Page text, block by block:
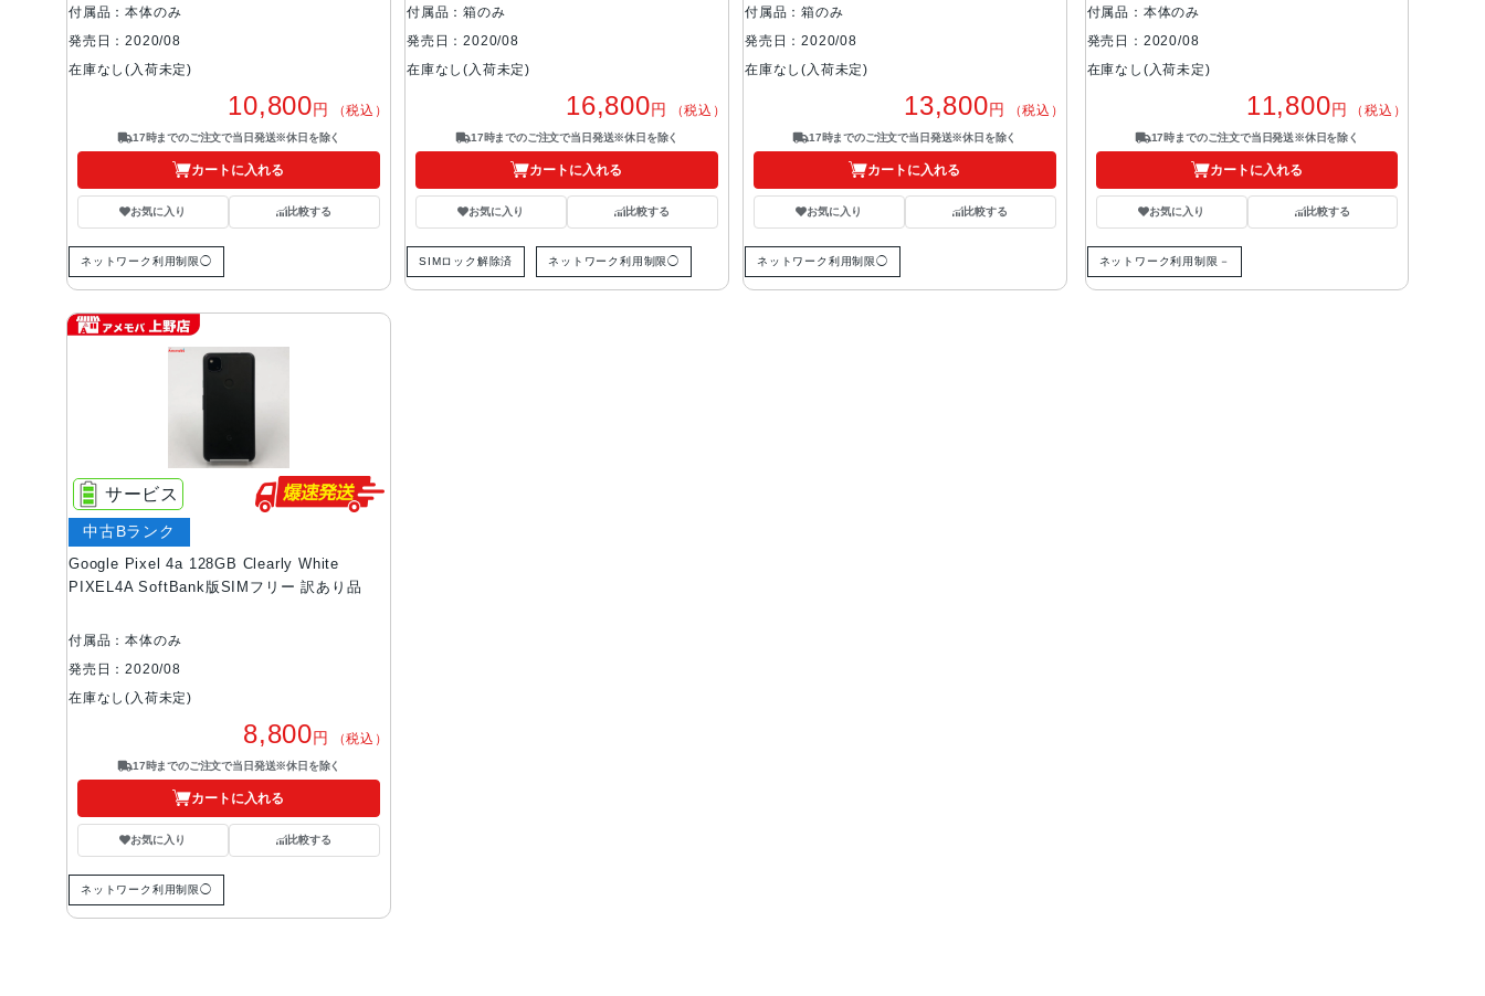
付属品：本体のみ
発売日：2020/08
在庫なし(入荷未定)
10,800円 （税込）
17時までのご注文で当日発送※休日を除く
カートに入れる
お気に入り 比較する
ネットワーク利用制限◯
付属品：箱のみ
発売日：2020/08
在庫なし(入荷未定)
16,800円 （税込）
17時までのご注文で当日発送※休日を除く
カートに入れる
お気に入り 比較する
SIMロック解除済 ネットワーク利用制限◯
付属品：箱のみ
発売日：2020/08
在庫なし(入荷未定)
13,800円 （税込）
17時までのご注文で当日発送※休日を除く
カートに入れる
お気に入り 比較する
ネットワーク利用制限◯
付属品：本体のみ
発売日：2020/08
在庫なし(入荷未定)
11,800円 （税込）
17時までのご注文で当日発送※休日を除く
カートに入れる
お気に入り 比較する
ネットワーク利用制限－
Google Pixel 4a 128GB Clearly White
PIXEL4A SoftBank版SIMフリー 訳あり品
サービス
中古Bランク
付属品：本体のみ
発売日：2020/08
在庫なし(入荷未定)
8,800円 （税込）
17時までのご注文で当日発送※休日を除く
カートに入れる
お気に入り 比較する
ネットワーク利用制限◯